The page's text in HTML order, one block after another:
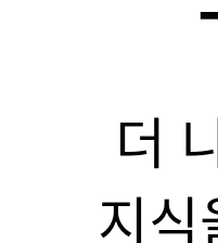
생
행복